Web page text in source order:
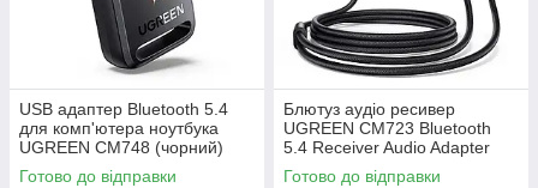
USB адаптер Bluetooth 5.4
для комп'ютера ноутбука
UGREEN CM748 (чорний)
Готово до відправки
Блютуз аудіо ресивер
UGREEN CM723 Bluetooth
5.4 Receiver Audio Adapter
(чорний)
Готово до відправки